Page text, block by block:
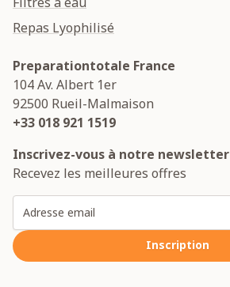
Repas Lyophilisé
Preparationtotale France
104 Av. Albert 1er
92500 Rueil-Malmaison
+33 018 921 1519
Inscrivez-vous à notre newsletter
Recevez les meilleures offres
Inscription